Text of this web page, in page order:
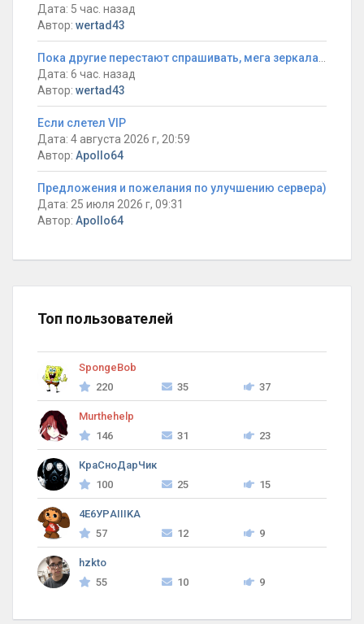
Дата: 5 час. назад
Автор: wertad43
Дата: 6 час. назад
Автор: wertad43
Если слетел VIP
Дата: 4 августа 2026 г, 20:59
Автор: Apollo64
Предложения и пожелания по улучшению сервера)
Дата: 25 июля 2026 г, 09:31
Автор: Apollo64
Топ пользователей
SpongeBob
220
35 37
Murthehelp
146
31 23
КраСноДарЧик
100
25 15
4Е6УРAIIIKA
57
12 9
hzkto
55
10 9